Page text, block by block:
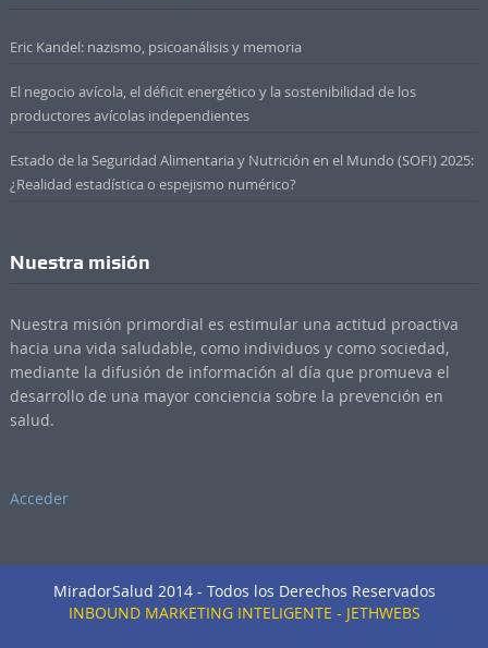
Eric Kandel: nazismo, psicoanálisis y memoria
El negocio avícola, el déficit energético y la sostenibilidad de los
productores avícolas independientes
Estado de la Seguridad Alimentaria y Nutrición en el Mundo (SOFI) 2025:
¿Realidad estadística o espejismo numérico?
Nuestra misión
Nuestra misión primordial es estimular una actitud proactiva
hacia una vida saludable, como individuos y como sociedad,
mediante la difusión de información al día que promueva el
desarrollo de una mayor conciencia sobre la prevención en
salud.
Acceder
MiradorSalud 2014 - Todos los Derechos Reservados
INBOUND MARKETING INTELIGENTE - JETHWEBS